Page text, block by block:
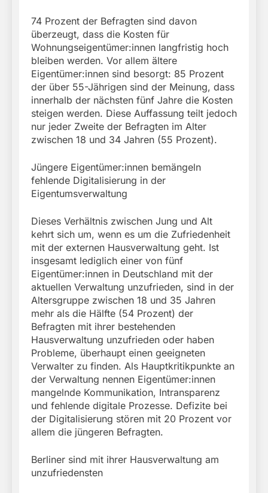
74 Prozent der Befragten sind davon
überzeugt, dass die Kosten für
Wohnungseigentümer:innen langfristig hoch
bleiben werden. Vor allem ältere
Eigentümer:innen sind besorgt: 85 Prozent
der über 55-Jährigen sind der Meinung, dass
innerhalb der nächsten fünf Jahre die Kosten
steigen werden. Diese Auffassung teilt jedoch
nur jeder Zweite der Befragten im Alter
zwischen 18 und 34 Jahren (55 Prozent).
Jüngere Eigentümer:innen bemängeln
fehlende Digitalisierung in der
Eigentumsverwaltung
Dieses Verhältnis zwischen Jung und Alt
kehrt sich um, wenn es um die Zufriedenheit
mit der externen Hausverwaltung geht. Ist
insgesamt lediglich einer von fünf
Eigentümer:innen in Deutschland mit der
aktuellen Verwaltung unzufrieden, sind in der
Altersgruppe zwischen 18 und 35 Jahren
mehr als die Hälfte (54 Prozent) der
Befragten mit ihrer bestehenden
Hausverwaltung unzufrieden oder haben
Probleme, überhaupt einen geeigneten
Verwalter zu finden. Als Hauptkritikpunkte an
der Verwaltung nennen Eigentümer:innen
mangelnde Kommunikation, Intransparenz
und fehlende digitale Prozesse. Defizite bei
der Digitalisierung stören mit 20 Prozent vor
allem die jüngeren Befragten.
Berliner sind mit ihrer Hausverwaltung am
unzufriedensten